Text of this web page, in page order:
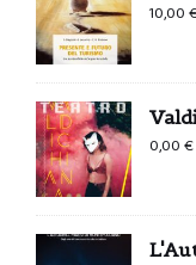
10,00
0,00€